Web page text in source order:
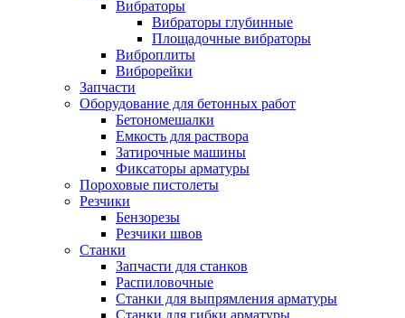
Вибраторы
Вибраторы глубинные
Площадочные вибраторы
Виброплиты
Виброрейки
Запчасти
Оборудование для бетонных работ
Бетономешалки
Емкость для раствора
Затирочные машины
Фиксаторы арматуры
Пороховые пистолеты
Резчики
Бензорезы
Резчики швов
Станки
Запчасти для станков
Распиловочные
Станки для выпрямления арматуры
Станки для гибки арматуры